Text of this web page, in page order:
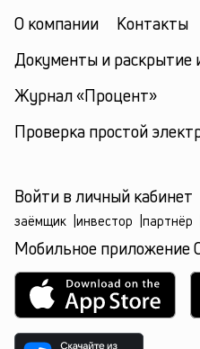
О компании
Контакты
Документы и
Журнал «Процент»
Проверка простой
Войти в личный кабинет
заёмщик инвестор партнёр
Мобильное приложение